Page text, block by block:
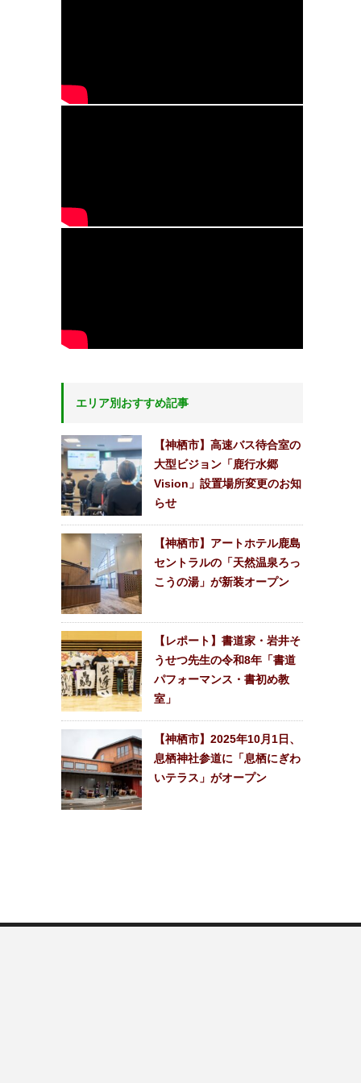
エリア別おすすめ記事
【神栖市】高速バス待合室の
大型ビジョン「鹿行水郷
Vision」設置場所変更のお知
らせ
【神栖市】アートホテル鹿島
セントラルの「天然温泉ろっ
こうの湯」が新装オープン
【レポート】書道家・岩井そ
うせつ先生の令和8年「書道
パフォーマンス・書初め教
室」
【神栖市】2025年10月1日、
息栖神社参道に「息栖にぎわ
いテラス」がオープン